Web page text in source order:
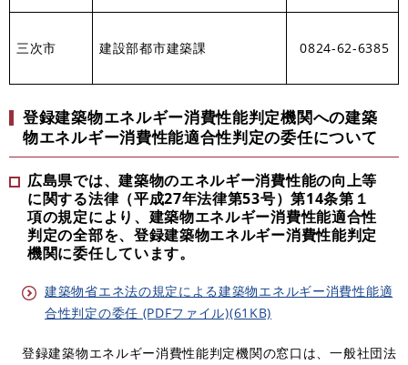
三次市 建設部都市建築課 0824-62-6385
登録建築物エネルギー消費性能判定機関への建築
物エネルギー消費性能適合性判定の委任について​
広島県では、建築物のエネルギー消費性能の向上等
に関する法律（平成27年法律第53号）第14条第１
項の規定により、建築物エネルギー消費性能適合性
判定の全部を、登録建築物エネルギー消費性能判定
機関に委任しています。
建築物省エネ法の規定による建築物エネルギー消費性能適
合性判定の委任 (PDFファイル)(61KB)
登録建築物エネルギー消費性能判定機関の窓口は、一般社団法